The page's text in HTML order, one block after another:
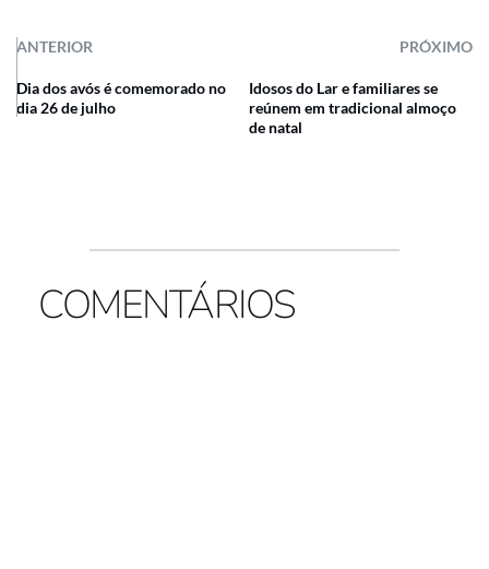
ANTERIOR PRÓXIMO
Dia dos avós é comemorado no
dia 26 de julho
Idosos do Lar e familiares se
reúnem em tradicional almoço
de natal
COMENTÁRIOS